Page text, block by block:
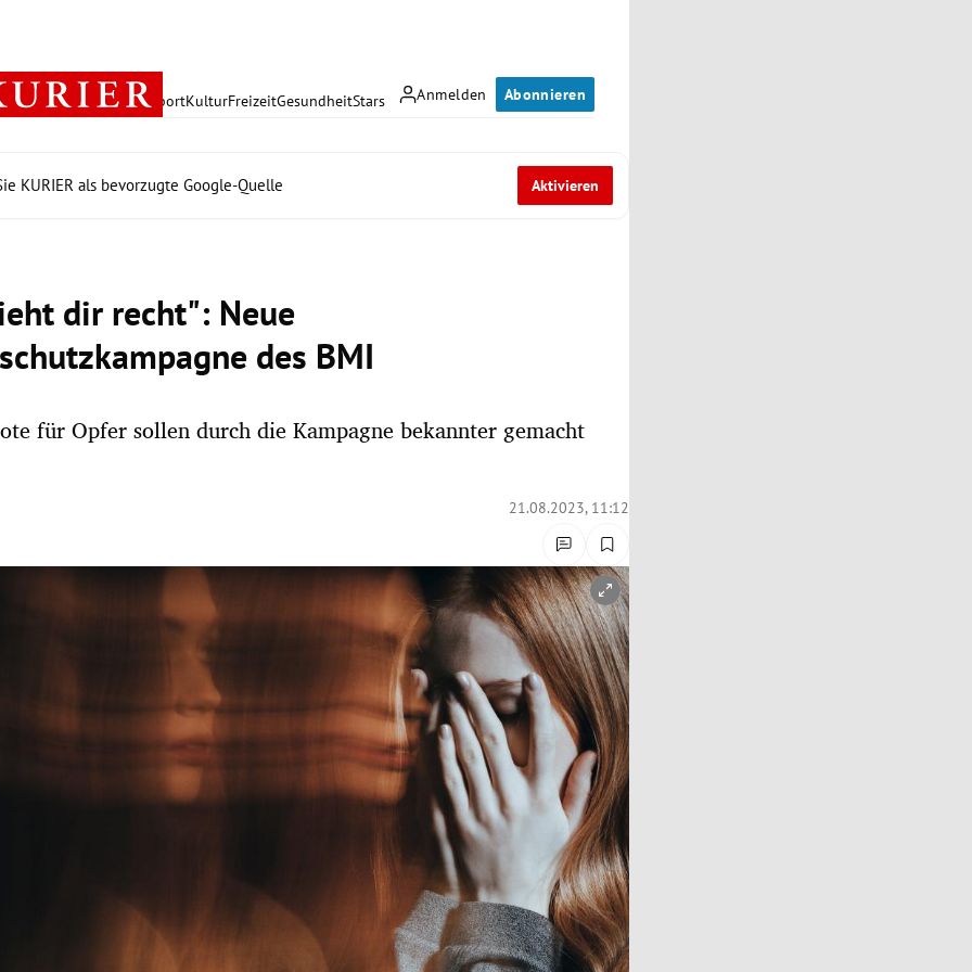
Anmelden Abonnieren
PolitikWirtschaft SportKulturFreizeitGesundheitStars
KURIER als bevorzugte Google-Quelle Aktivieren
dir recht": Neue
des BMI
für Opfer sollen durch die Kampagne bekannter gemacht
21.08.2023, 11:12
öffnen/schließen